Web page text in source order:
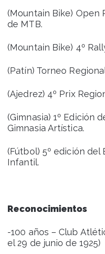
(Mountain Bike) Open
de MTB.
(Mountain Bike) 4º
(Patín) Torneo
(Ajedrez) 4º Prix
(Gimnasia) 1º Edición
Gimnasia Artística.
(Fútbol) 5º edición del
Infantil.
Reconocimientos
-100 años – Club
el 29 de junio de 1925)